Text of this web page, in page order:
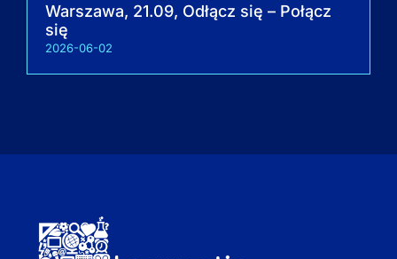
Warszawa, 21.09, Odłącz się – Połącz
się
2026-06-02